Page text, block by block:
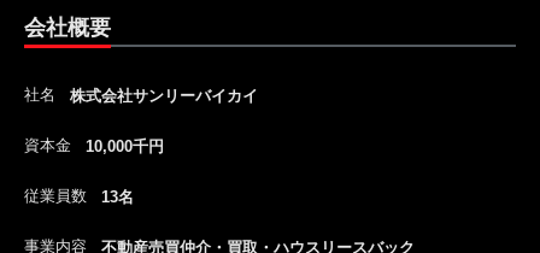
会社概要
社名 株式会社サンリーバイカイ
資本金 10,000千円
従業員数 13名
事業内容 不動産売買仲介・買取・ハウスリースバック